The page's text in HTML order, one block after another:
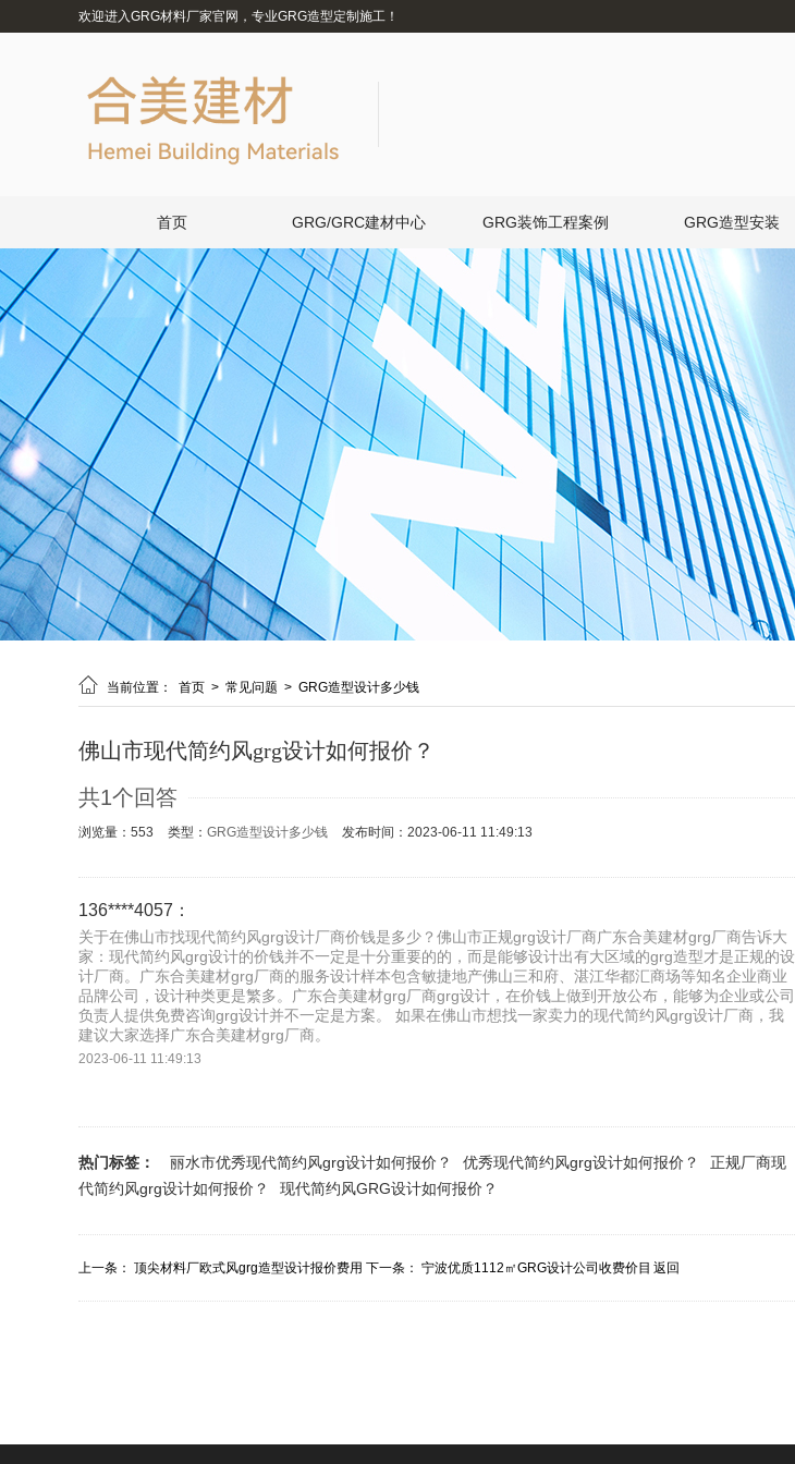
欢迎进入GRG材料厂家官网，专业GRG造型定制施工！
首页 GRG/GRC建材中心 GRG装饰工程案例 GRG造型安装
 当前位置： 首页 > 常见问题 > GRG造型设计多少钱
佛山市现代简约风grg设计如何报价？
共1个回答
浏览量：553 类型： GRG造型设计多少钱 发布时间：2023-06-11 11:49:13
136****4057：
关于在佛山市找现代简约风grg设计厂商价钱是多少？佛山市正规grg设计厂商广东合美建材grg厂商告诉大
家：现代简约风grg设计的价钱并不一定是十分重要的的，而是能够设计出有大区域的grg造型才是正规的设
计厂商。广东合美建材grg厂商的服务设计样本包含敏捷地产佛山三和府、湛江华都汇商场等知名企业商业
品牌公司，设计种类更是繁多。广东合美建材grg厂商grg设计，在价钱上做到开放公布，能够为企业或公司
负责人提供免费咨询grg设计并不一定是方案。 如果在佛山市想找一家卖力的现代简约风grg设计厂商，我
建议大家选择广东合美建材grg厂商。
2023-06-11 11:49:13
热门标签： 丽水市优秀现代简约风grg设计如何报价？ 优秀现代简约风grg设计如何报价？
正规厂商现
代简约风grg设计如何报价？
现代简约风GRG设计如何报价？
上一条： 顶尖材料厂欧式风grg造型设计报价费用 下一条： 宁波优质1112㎡GRG设计公司收费价目 返回